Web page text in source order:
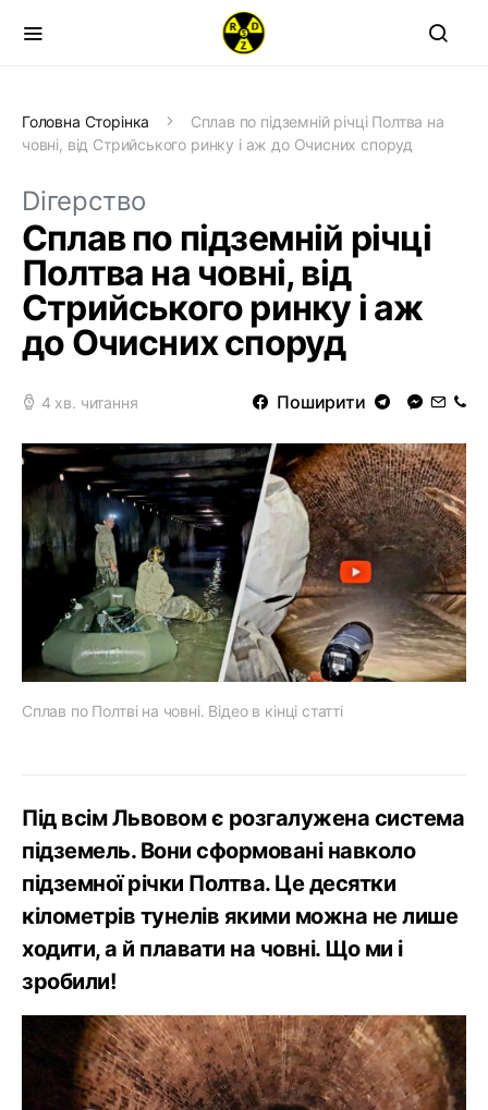
Головна Сторінка
Сплав по підземній річці Полтва на
човні, від Стрийського ринку і аж до Очисних споруд
Dігерство
Сплав по підземній річці
Полтва на човні, від
Стрийського ринку і аж
до Очисних споруд
4 хв. читання Поширити
Сплав по Полтві на човні. Відео в кінці статті
Під всім Львовом є розгалужена система
підземель. Вони сформовані навколо
підземної річки Полтва. Це десятки
кілометрів тунелів якими можна не лише
ходити, а й плавати на човні. Що ми і
зробили!